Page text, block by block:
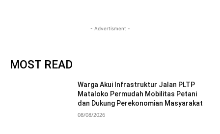
- Advertisment -
MOST READ
Warga Akui Infrastruktur Jalan PLTP
Mataloko Permudah Mobilitas Petani
dan Dukung Perekonomian Masyarakat
08/08/2026